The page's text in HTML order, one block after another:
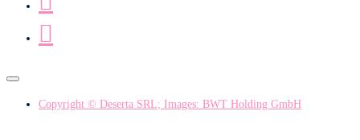
Copyright © Deserta SRL; Images: BWT Holding GmbH